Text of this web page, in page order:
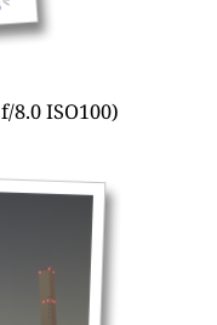
8.0 ISO100)